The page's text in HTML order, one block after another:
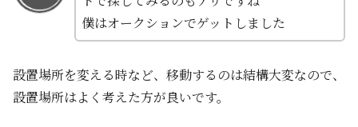
僕はオークションでゲットしました
設置場所を変える時など、移動するのは結構大変なので、
設置場所はよく考えた方が良いです。